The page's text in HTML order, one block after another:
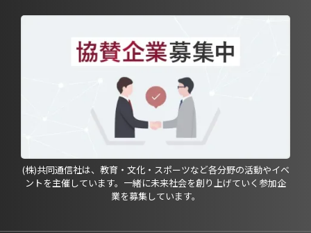
(株)共同通信社は、教育・文化・スポーツなど各分野の活動やイベ
ントを主催しています。一緒に未来社会を創り上げていく参加企
業を募集しています。